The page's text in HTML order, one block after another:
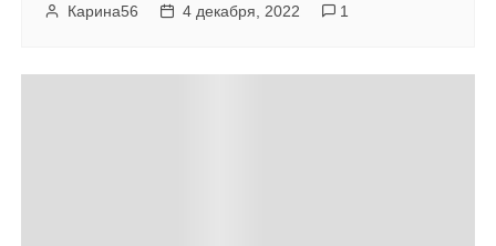
Карина56 4 декабря, 2022 1